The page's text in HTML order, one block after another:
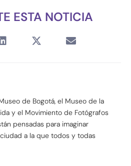
ESTA NOTICIA
de Bogotá, el Museo de la
y el Movimiento de Fotógrafos
pensadas para imaginar
a la que todos y todas